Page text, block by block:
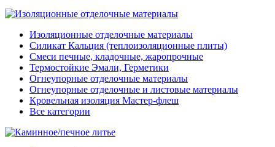
Изоляционные отделочные материалы
Силикат Кальция (теплоизоляционные плиты)
Смеси печные, кладочные, жаропрочные
Термостойкие Эмали, Герметики
Огнеупорные отделочные материалы
Огнеупорные отделочные и листовые материалы
Кровельная изоляция Мастер-флеш
Все категории